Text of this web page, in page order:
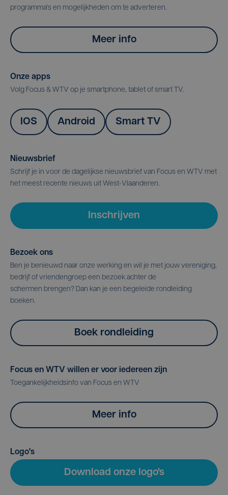
programma's en mogelijkheden om te adverteren.
Meer info
Onze apps
Volg Focus & WTV op je smartphone, tablet of smart TV.
IOS Android Smart TV
Nieuwsbrief
Schrijf je in voor de dagelijkse nieuwsbrief van Focus en WTV met
het meest recente nieuws uit West-Vlaanderen.
Inschrijven
Bezoek ons
Ben je benieuwd naar onze werking en wil je met jouw vereniging,
bedrijf of vriendengroep een bezoek achter de
schermen brengen? Dan kan je een begeleide rondleiding
boeken.
Boek rondleiding
Focus en WTV willen er voor iedereen zijn
Toegankelijkheidsinfo van Focus en WTV
Meer info
Logo's
Download onze logo's